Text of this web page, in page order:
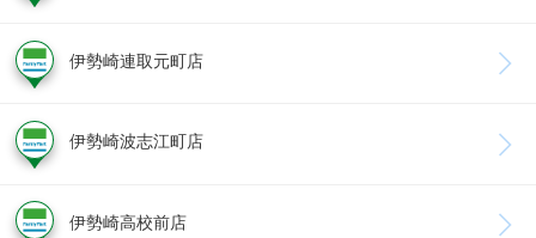
伊勢崎連取元町店
伊勢崎波志江町店
伊勢崎高校前店